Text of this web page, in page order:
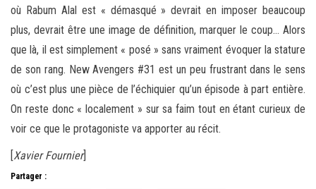
où Rabum Alal est « démasqué » devrait en imposer beaucoup
plus, devrait être une image de définition, marquer le coup… Alors
que là, il est simplement « posé » sans vraiment évoquer la stature
de son rang. New Avengers #31 est un peu frustrant dans le sens
où c’est plus une pièce de l’échiquier qu’un épisode à part entière.
On reste donc « localement » sur sa faim tout en étant curieux de
voir ce que le protagoniste va apporter au récit.
[Xavier Fournier]
Partager :